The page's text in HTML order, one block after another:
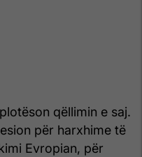
qëllimin e saj.
për harxhime të
Evropian, për